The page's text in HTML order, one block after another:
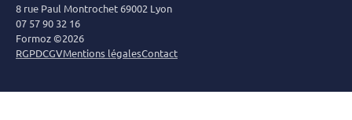
8 rue Paul Montrochet 69002 Lyon
07 57 90 32 16
Formoz ©2026
RGPDCGVMentions légalesContact